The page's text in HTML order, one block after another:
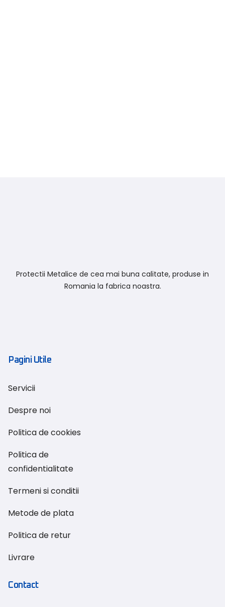
Protectii Metalice de cea mai buna calitate, produse in
Romania la fabrica noastra.
Pagini Utile
Servicii
Despre noi
Politica de cookies
Politica de
confidentialitate
Termeni si conditii
Metode de plata
Politica de retur
Livrare
Contact